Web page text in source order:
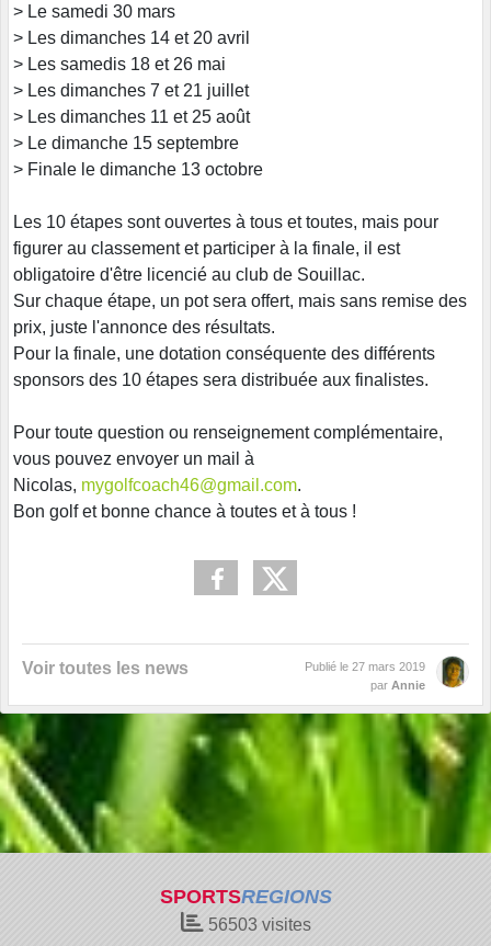
> Le samedi 30 mars
> Les dimanches 14 et 20 avril
> Les samedis 18 et 26 mai
> Les dimanches 7 et 21 juillet
> Les dimanches 11 et 25 août
> Le dimanche 15 septembre
> Finale le dimanche 13 octobre
Les 10 étapes sont ouvertes à tous et toutes, mais pour
figurer au classement et participer à la finale, il est
obligatoire d'être licencié au club de Souillac.
Sur chaque étape, un pot sera offert, mais sans remise des
prix, juste l'annonce des résultats.
Pour la finale, une dotation conséquente des différents
sponsors des 10 étapes sera distribuée aux finalistes.
Pour toute question ou renseignement complémentaire,
vous pouvez envoyer un mail à
Nicolas, mygolfcoach46@gmail.com.
Bon golf et bonne chance à toutes et à tous !
Voir toutes les news Publié le 27 mars 2019
par Annie
SPORTSREGIONS
56503visites